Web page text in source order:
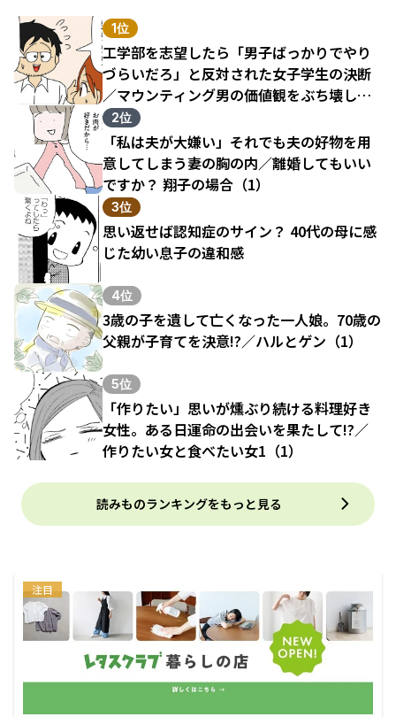
1位
工学部を志望したら「男子ばっかりでやり
づらいだろ」と反対された女子学生の決断
／マウンティング男の価値観をぶち壊した
結果（1）
2位
「私は夫が大嫌い」それでも夫の好物を用
意してしまう妻の胸の内／離婚してもいい
ですか？ 翔子の場合（1）
3位
思い返せば認知症のサイン？ 40代の母に感
じた幼い息子の違和感
4位
3歳の子を遺して亡くなった一人娘。70歳の
父親が子育てを決意!?／ハルとゲン（1）
5位
「作りたい」思いが燻ぶり続ける料理好き
女性。ある日運命の出会いを果たして!?／
作りたい女と食べたい女1（1）
読みものランキングをもっと見る
注目